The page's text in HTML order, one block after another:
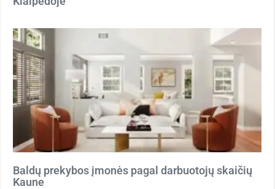
Baldų prekybos įmonės pagal darbuotojų skaičių
Kaune